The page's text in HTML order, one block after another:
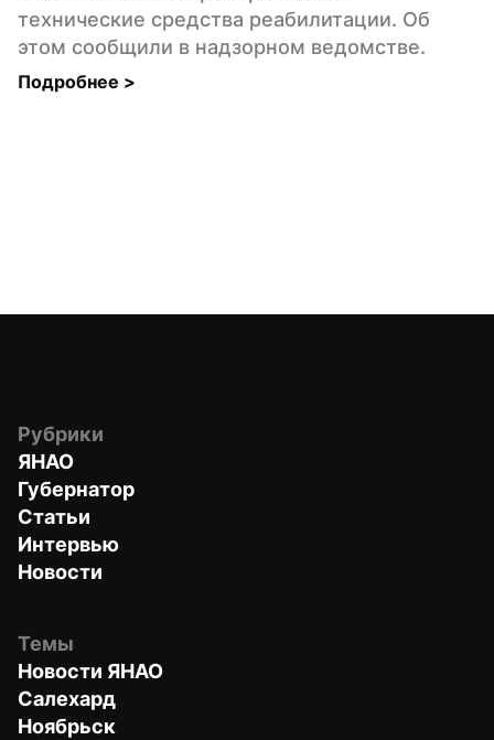
технические средства реабилитации. Об
этом сообщили в надзорном ведомстве.
Подробнее >
Рубрики
ЯНАО
Губернатор
Статьи
Интервью
Новости
Темы
Новости ЯНАО
Салехард
Ноябрьск